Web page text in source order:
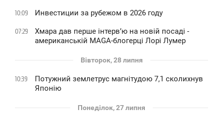
10:09 Инвестиции за рубежом в 2026 году
07:29
Хмара дав перше інтервʼю на новій посаді -
американській MAGA-блогерці Лорі Лумер
Вівторок, 28 липня
10:39
Потужний землетрус магнітудою 7,1 сколихнув
Японію
Понеділок, 27 липня